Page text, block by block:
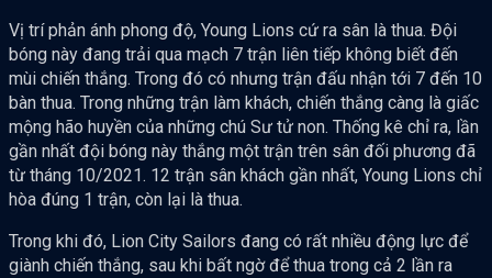
Vị trí phản ánh phong độ, Young Lions cứ ra sân là thua. Đội
bóng này đang trải qua mạch 7 trận liên tiếp không biết đến
mùi chiến thắng. Trong đó có nhưng trận đấu nhận tới 7 đến 10
bàn thua. Trong những trận làm khách, chiến thắng càng là giấc
mộng hão huyền của những chú Sư tử non. Thống kê chỉ ra, lần
gần nhất đội bóng này thắng một trận trên sân đối phương đã
từ tháng 10/2021. 12 trận sân khách gần nhất, Young Lions chỉ
hòa đúng 1 trận, còn lại là thua.
Trong khi đó, Lion City Sailors đang có rất nhiều động lực để
giành chiến thắng, sau khi bất ngờ để thua trong cả 2 lần ra